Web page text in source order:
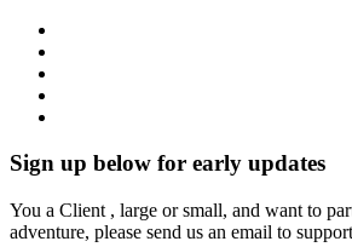
Sign up below for early updates
You a Client , large or small, and want to
adventure, please send us an email to